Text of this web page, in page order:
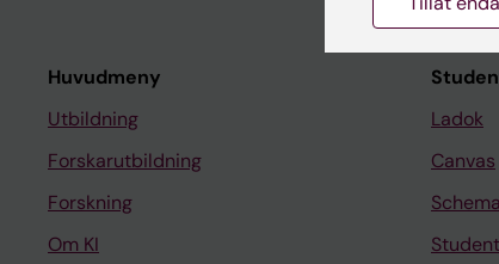
Huvudmeny
Utbildning
Forskarutbildning
Forskning
Om KI
Ladok
Canvas
Schema